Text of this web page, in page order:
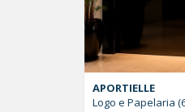
APORTIELLE
Logo e Papelaria